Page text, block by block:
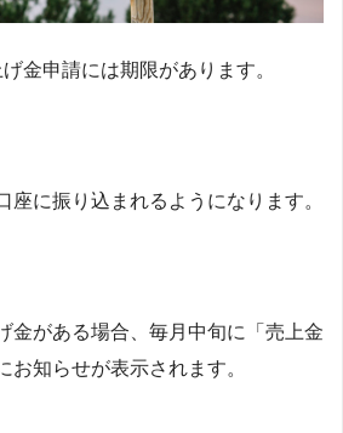
金申請には期限があります。
座に振り込まれるようになります。
金がある場合、毎月中旬に「売上金
お知らせが表示されます。